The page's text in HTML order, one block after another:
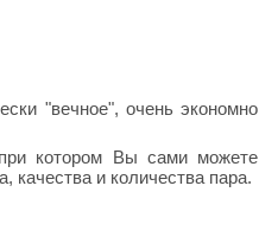
"вечное", очень экономно
котором Вы сами можете
качества и количества пара.